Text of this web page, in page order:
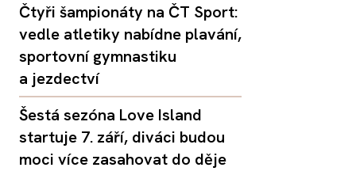
Čtyři šampionáty na ČT Sport:
vedle atletiky nabídne plavání,
sportovní gymnastiku
a jezdectví
Šestá sezóna Love Island
startuje 7. září, diváci budou
moci více zasahovat do děje